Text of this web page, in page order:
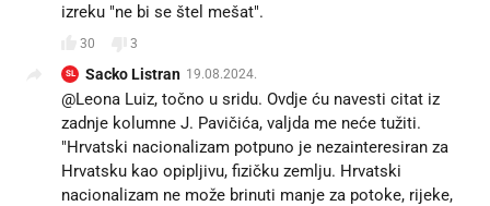
izreku "ne bi se štel mešat".
30 3
SL Sacko Listran 19.08.2024.
@Leona Luiz, točno u sridu. Ovdje ću navesti citat iz
zadnje kolumne J. Pavičića, valjda me neće tužiti.
"Hrvatski nacionalizam potpuno je nezainteresiran za
Hrvatsku kao opipljivu, fizičku zemlju. Hrvatski
nacionalizam ne može brinuti manje za potoke, rijeke,